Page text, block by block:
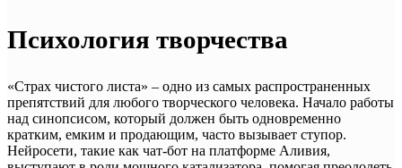
Психология творчества
«Страх чистого листа» – одно из самых распространенных
препятствий для любого творческого человека. Начало работы
над синопсисом, который должен быть одновременно
кратким, емким и продающим, часто вызывает ступор.
Нейросети, такие как чат-бот на платформе Аливия,